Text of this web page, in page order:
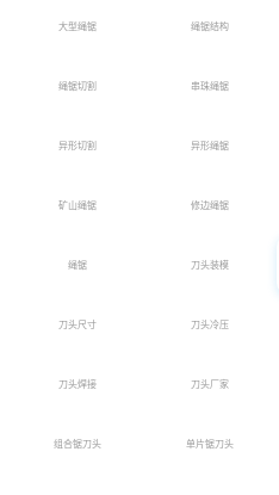
大型绳锯 绳锯结构
绳锯切割 串珠绳锯
异形切割 异形绳锯
矿山绳锯 修边绳锯
绳锯 刀头装模
刀头尺寸 刀头冷压
刀头焊接 刀头厂家
组合锯刀头 单片锯刀头